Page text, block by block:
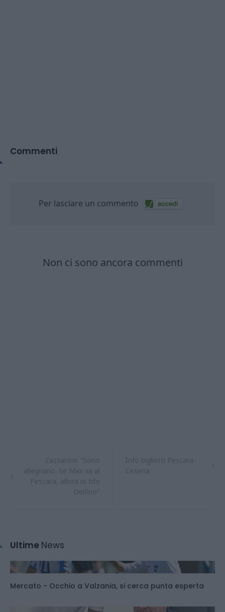
Commenti
Ultime News
Mercato - Occhio a Valzania, si cerca punta esperta